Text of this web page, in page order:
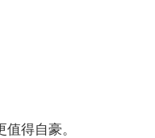
得自豪。